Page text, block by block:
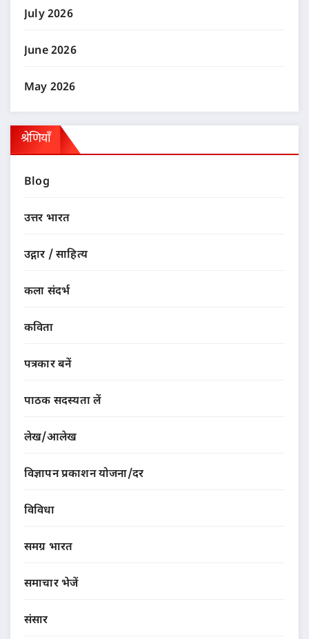
July 2026
June 2026
May 2026
श्रेणियाँ
Blog
उत्तर भारत
उद्गार / साहित्य
कला संदर्भ
कविता
पत्रकार बनें
पाठक सदस्यता लें
लेख/आलेख
विज्ञापन प्रकाशन योजना/दर
विविधा
समग्र भारत
समाचार भेजें
संसार